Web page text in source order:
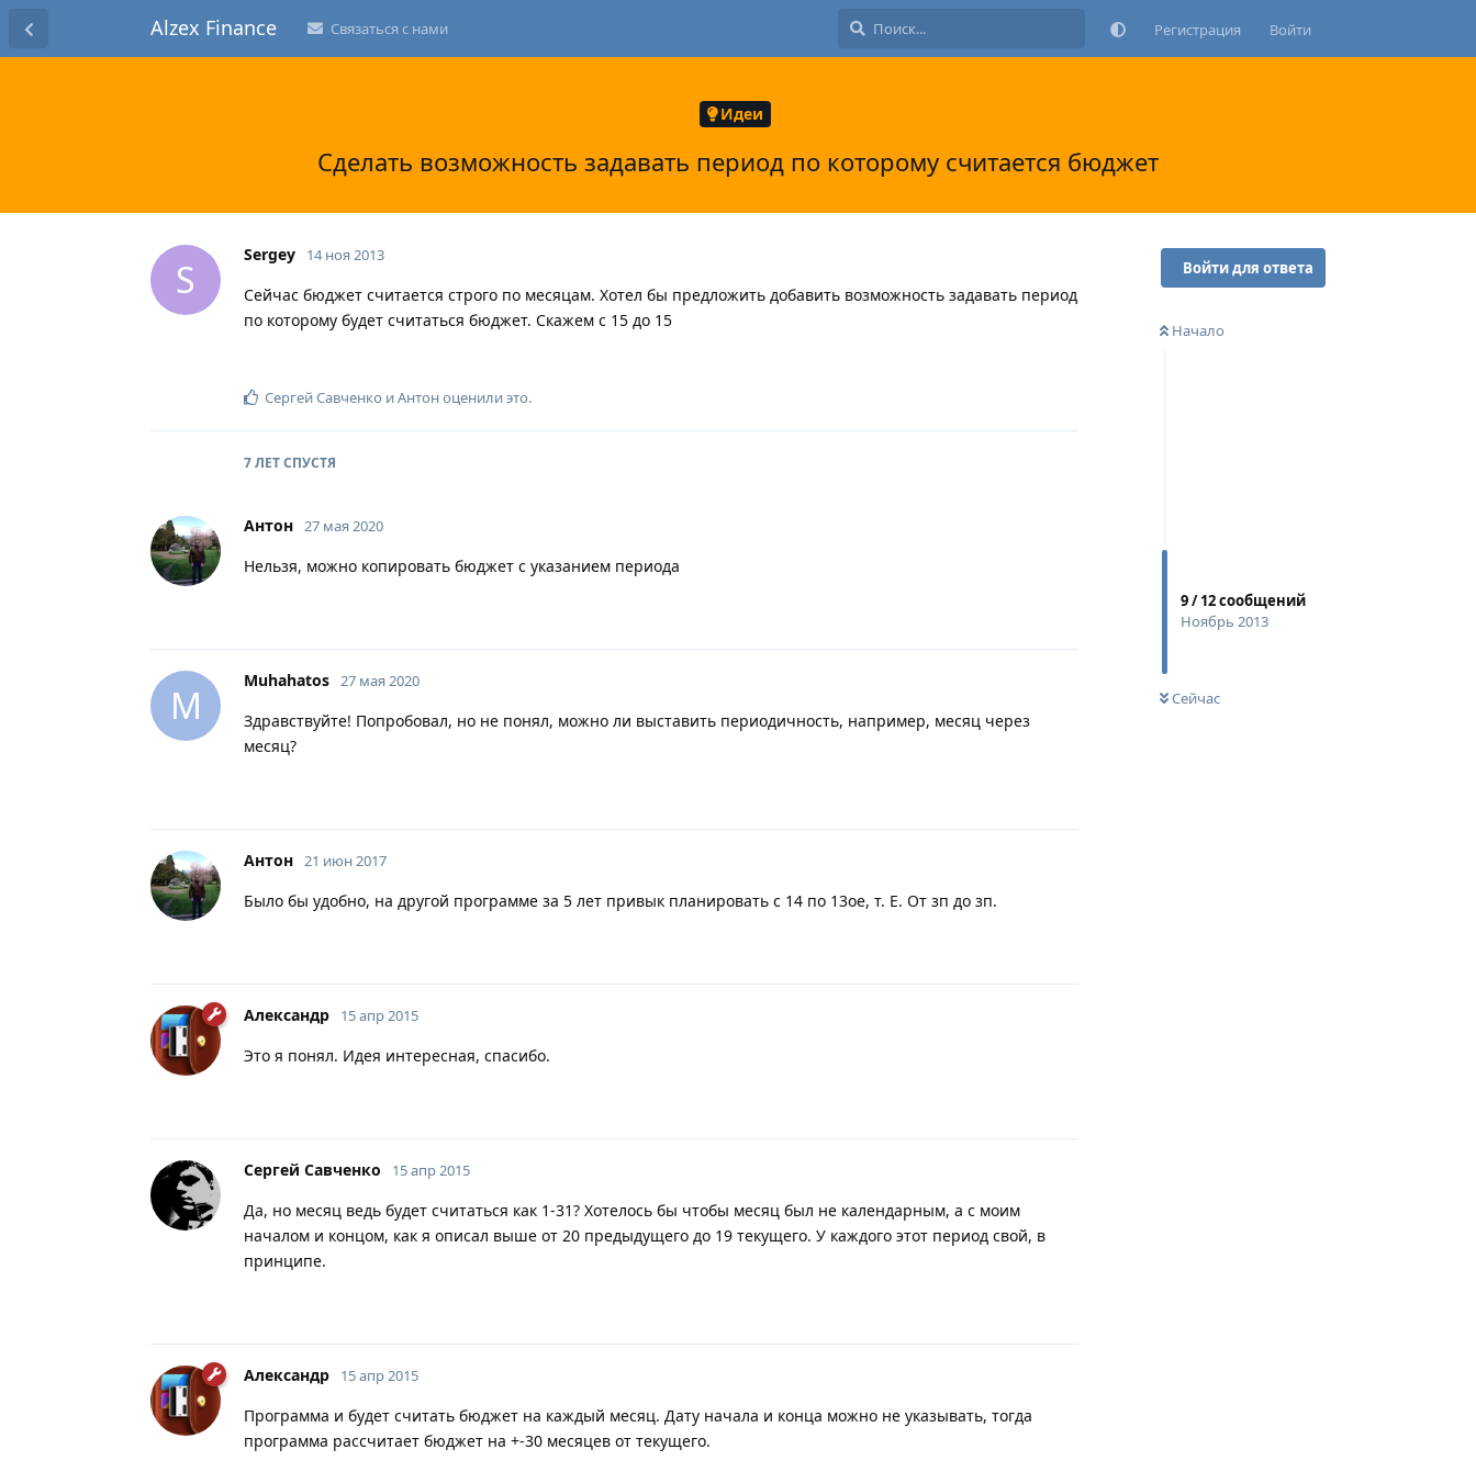
Alzex Finance Связаться с нами Регистрация Войти
Идеи
Сделать возможность задавать период по которому считается бюджет
Войти для ответа
Начало
9/12сообщений
Ноябрь 2013
Сейчас
S
Sergey 14 ноя 2013
Сейчас бюджет считается строго по месяцам. Хотел бы предложить добавить возможность задавать период
по которому будет считаться бюджет. Скажем с 15 до 15
Сергей Савченко иАнтоноценили это.
7 ЛЕТСПУСТЯ
Антон 27 мая 2020
Нельзя, можно копировать бюджет с указанием периода
M
Muhahatos 27 мая 2020
Здравствуйте! Попробовал, но не понял, можно ли выставить периодичность, например, месяц через
месяц?
Антон 21 июн 2017
Было бы удобно, на другой программе за 5 лет привык планировать с 14 по 13ое, т. Е. От зп до зп.
Александр 15 апр 2015
Это я понял. Идея интересная, спасибо.
Сергей Савченко 15 апр 2015
Да, но месяц ведь будет считаться как 1-31? Хотелось бы чтобы месяц был не календарным, а с моим
началом и концом, как я описал выше от 20 предыдущего до 19 текущего. У каждого этот период свой, в
принципе.
Александр 15 апр 2015
Программа и будет считать бюджет на каждый месяц. Дату начала и конца можно не указывать, тогда
программа рассчитает бюджет на +-30 месяцев от текущего.